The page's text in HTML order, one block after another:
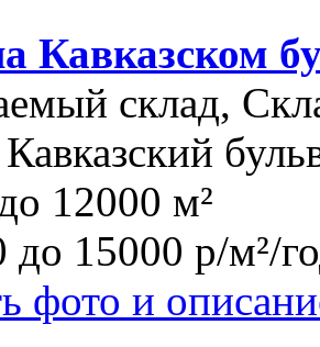
Кавказском
склад,
12000 м²
до 15000 р/м²/
фото и